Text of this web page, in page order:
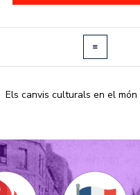
Els canvis culturals en el